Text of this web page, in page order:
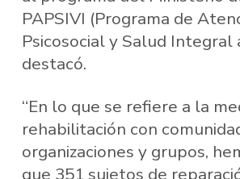
PAPSIVI (Programa de
Psicosocial y Salud Integral
destacó.
“En lo que se refiere a la
rehabilitación con
organizaciones y grupos,